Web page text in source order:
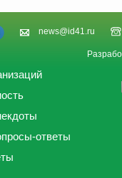
news@id41.ru
ответы